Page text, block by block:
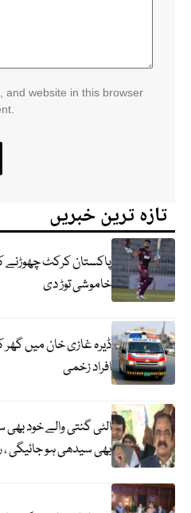
and website in this browser
تازہ ترین خبریں
پاکستان کرکٹ
خاموشی توڑ دی
افراد زخمی
الٹی گنتی والے خود
بھی سیدھی ہو جائیگی ،